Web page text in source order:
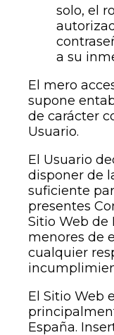
solo, el
a su
El mero
supone
de carácter
Usuario.
El Usuario
disponer de
suficiente
presentes
Sitio Web de
menores de
cualquier
El Sitio Web
España.